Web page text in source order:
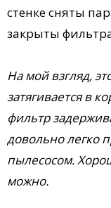
стенке сняты
закрыты
На мой взгляд,
затягивается в
фильтр
довольно легко
пылесосом.
можно.